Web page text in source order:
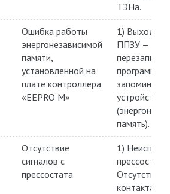
ТЭНа.
Ошибка работы
энергонезависимой
памяти,
установленной на
плате контроллера
«EEPRO М»
1) Выход из
ППЗУ —
устройство
память).
Отсутствие
сигналов с
прессостата
1)
Отсутствие
контакта с